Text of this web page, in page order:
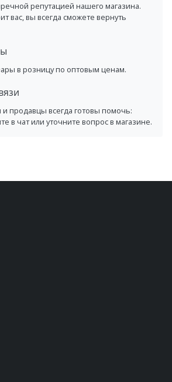
репутацией нашего магазина.
вас, вы всегда сможете вернуть
в розницу по оптовым ценам.
продавцы всегда готовы помочь:
в чат или уточните вопрос в магазине.